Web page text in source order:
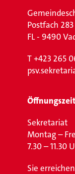
Postfach 283
FL - 9490
T+423 265
Sekretariat
Montag –
7.30 – 11.30
Sie